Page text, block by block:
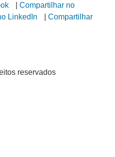
Compartilhar no
LinkedIn
Compartilhar
reservados